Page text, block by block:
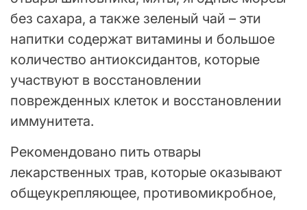
без сахара, а также зеленый чай – эти
напитки содержат витамины и большое
количество антиоксидантов, которые
участвуют в восстановлении
поврежденных клеток и восстановлении
иммунитета.
Рекомендовано пить отвары
лекарственных трав, которые оказывают
общеукрепляющее, противомикробное,